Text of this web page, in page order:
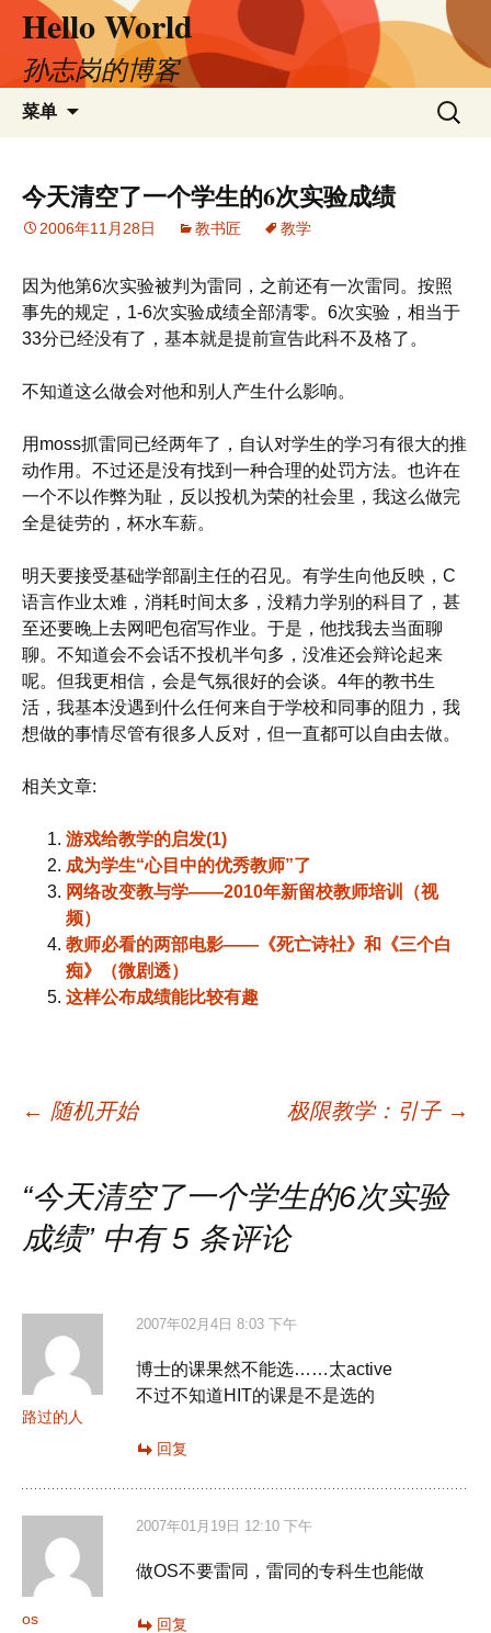
文
Hello World
孙志岗的博客
菜单
搜
索：
今天清空了一个学生的6次实验成绩
2006年11月28日 教书匠 教学
因为他第6次实验被判为雷同，之前还有一次雷同。按照
事先的规定，1-6次实验成绩全部清零。6次实验，相当于
33分已经没有了，基本就是提前宣告此科不及格了。
不知道这么做会对他和别人产生什么影响。
用moss抓雷同已经两年了，自认对学生的学习有很大的推
动作用。不过还是没有找到一种合理的处罚方法。也许在
一个不以作弊为耻，反以投机为荣的社会里，我这么做完
全是徒劳的，杯水车薪。
明天要接受基础学部副主任的召见。有学生向他反映，C
语言作业太难，消耗时间太多，没精力学别的科目了，甚
至还要晚上去网吧包宿写作业。于是，他找我去当面聊
聊。不知道会不会话不投机半句多，没准还会辩论起来
呢。但我更相信，会是气氛很好的会谈。4年的教书生
活，我基本没遇到什么任何来自于学校和同事的阻力，我
想做的事情尽管有很多人反对，但一直都可以自由去做。
相关文章:
游戏给教学的启发(1)
成为学生“心目中的优秀教师”了
网络改变教与学——2010年新留校教师培训（视
频）
教师必看的两部电影——《死亡诗社》和《三个白
痴》（微剧透）
这样公布成绩能比较有趣
文
章
导
航
← 随机开始 极限教学：引子 →
“今天清空了一个学生的6次实验
成绩” 中有 5 条评论
路过的人
2007年02月4日 8:03 下午
博士的课果然不能选……太active
不过不知道HIT的课是不是选的
回复
os
2007年01月19日 12:10 下午
做OS不要雷同，雷同的专科生也能做
回复